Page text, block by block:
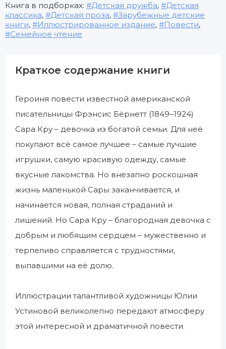
Книга в подборках: Детская дружба,
Детская
классика, Детская проза,
Зарубежные детские
книги, Иллюстрированное издание, Повести,
Семейное чтение
Краткое содержание книги
Героиня повести известной американской
писательницы Фрэнсис Бёрнетт (1849–1924)
Сара Кру – девочка из богатой семьи. Для неё
покупают всё самое лучшее – самые лучшие
игрушки, самую красивую одежду, самые
вкусные лакомства. Но внезапно роскошная
жизнь маленькой Сары заканчивается, и
начинается новая, полная страданий и
лишений. Но Сара Кру – благородная девочка с
добрым и любящим сердцем – мужественно и
терпеливо справляется с трудностями,
выпавшими на её долю.
Иллюстрации талантливой художницы Юлии
Устиновой великолепно передают атмосферу
этой интересной и драматичной повести.